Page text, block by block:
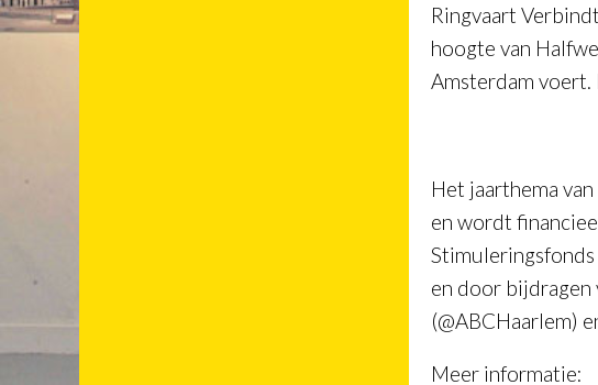
Ringvaart
hoogte van
Amsterdam voert.
Het jaarthema
en wordt
en door bijdragen
(@ABCHaarlem)
Meer informatie: